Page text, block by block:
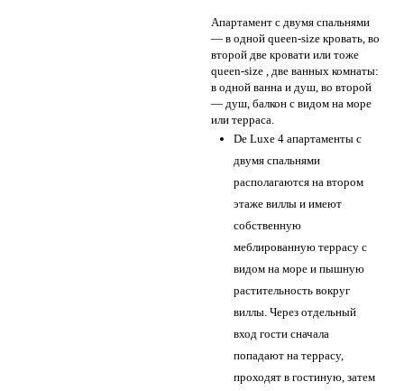
Апартамент с двумя спальнями
— в одной queen-size кровать, во
второй две кровати или тоже
queen-size , две ванных комнаты:
в одной ванна и душ, во второй
— душ, балкон с видом на море
или терраса.
De Luxe 4 апартаменты с
двумя спальнями
располагаются на втором
этаже виллы и имеют
собственную
меблированную террасу с
видом на море и пышную
растительность вокруг
виллы. Через отдельный
вход гости сначала
попадают на террасу,
проходят в гостиную, затем